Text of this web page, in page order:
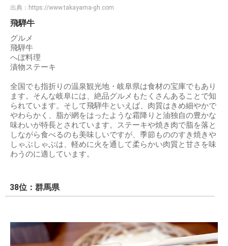
出典： https://www.takayama-gh.com
飛騨牛
グルメ
飛騨牛
へぼ料理
漬物ステーキ
全国でも指折りの温泉観光地・岐阜県は食材の宝庫でもあり
ます。そんな岐阜には、絶品グルメもたくさんあることで知
られています。そして飛騨牛といえば、肉質はきめ細やかで
やわらかく、脂が網をはったような霜降りと油独自の豊かな
味わいが特長とされています。ステーキや焼き肉で脂を落と
しながら食べるのも美味しいですが、季節もののすき焼きや
しゃぶしゃぶは、軽めに火を通して柔らかい肉質と甘さを味
わうのに適しています。
38位：群馬県